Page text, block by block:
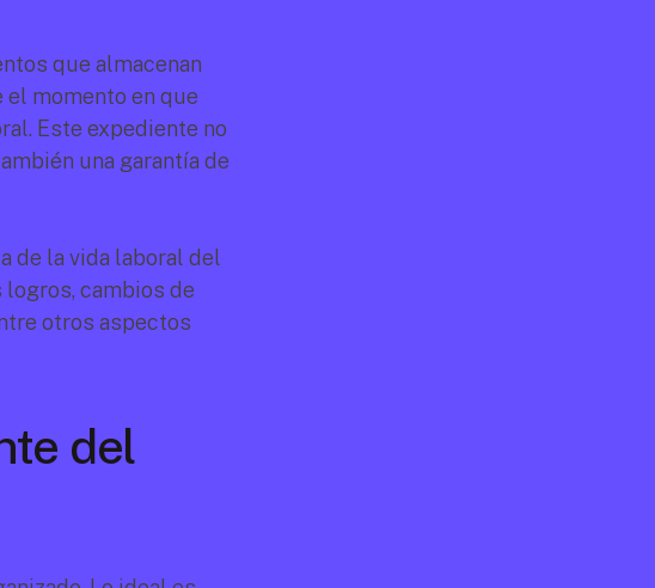
que almacenan
momento en que
Este expediente no
una garantía de
de la vida laboral del
logros, cambios de
otros aspectos
del